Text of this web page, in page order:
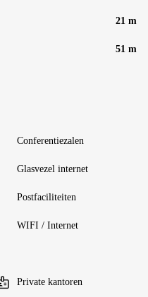
21 m
51 m
Conferentiezalen
Glasvezel internet
Postfaciliteiten
WIFI / Internet
Private kantoren